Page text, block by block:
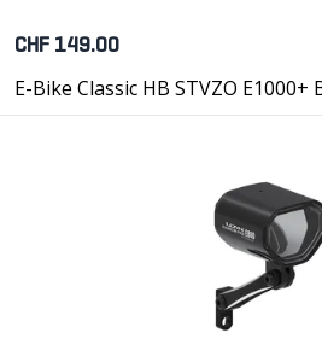
CHF 149.00
E-Bike Classic HB STVZO E1000+